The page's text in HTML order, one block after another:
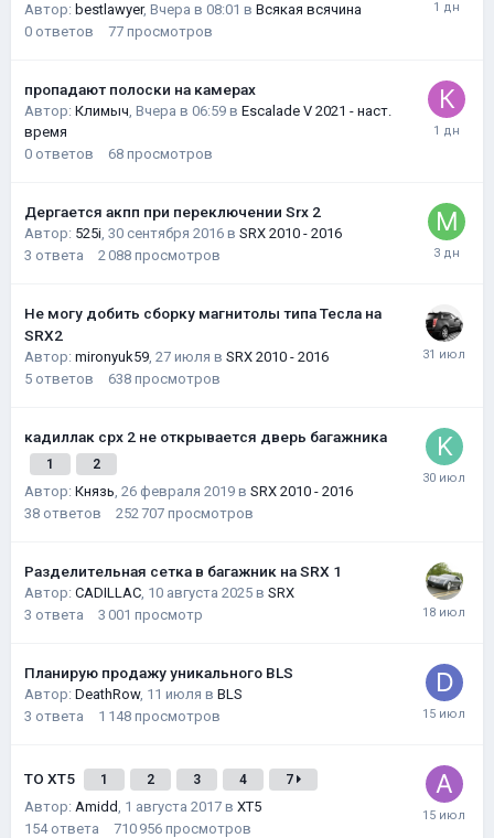
Автор: bestlawyer, Вчера в 08:01 в Всякая всячина
0 ответов 77 просмотров
пропадают полоски на камерах
Автор: Климыч, Вчера в 06:59 в Escalade V 2021 - наст.
время
0 ответов 68 просмотров
Дергается акпп при переключении Srx 2
Автор: 525i, 30 сентября 2016 в SRX 2010 - 2016
3 ответа 2 088 просмотров
Не могу добить сборку магнитолы типа Тесла на
SRX2
Автор: mironyuk59, 27 июля в SRX 2010 - 2016
5 ответов 638 просмотров
кадиллак срх 2 не открывается дверь багажника
1 2
Автор: Князь, 26 февраля 2019 в SRX 2010 - 2016
38 ответов 252 707 просмотров
Разделительная сетка в багажник на SRX 1
Автор: CADILLAC, 10 августа 2025 в SRX
3 ответа 3 001 просмотр
Планирую продажу уникального BLS
Автор: DeathRow, 11 июля в BLS
3 ответа 1 148 просмотров
ТО XT5 1 2 3 4 7
Автор: Amidd, 1 августа 2017 в XT5
154 ответа 710 956 просмотров